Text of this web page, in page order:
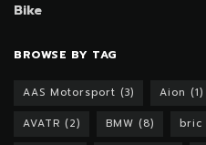
Bike
BROWSE BY TAG
AAS Motorsport (3) Aion (1)
AVATR (2) BMW (8) bric